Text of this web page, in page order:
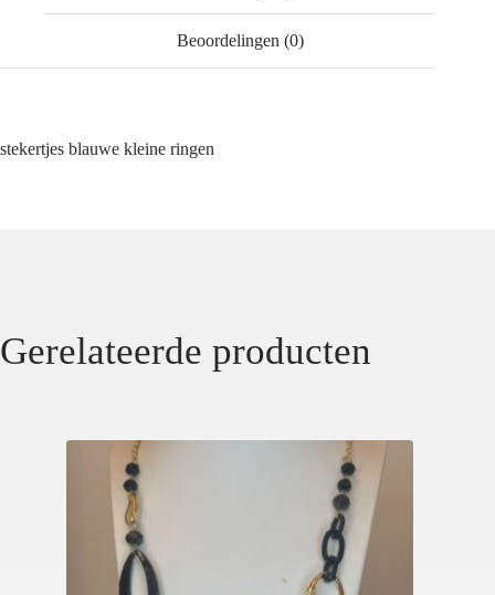
Beoordelingen (0)
stekertjes blauwe kleine ringen
Gerelateerde producten